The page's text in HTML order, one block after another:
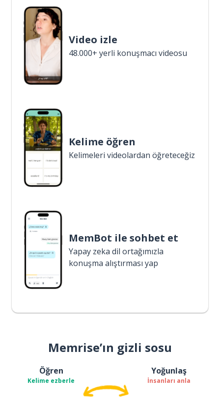
Video izle
48.000+ yerli konuşmacı videosu
Kelime öğren
Kelimeleri videolardan öğreteceğiz
MemBot ile sohbet et
Yapay zeka dil ortağımızla
konuşma alıştırması yap
Memrise’ın gizli sosu
Öğren
Kelime ezberle
Yoğunlaş
İnsanları anla